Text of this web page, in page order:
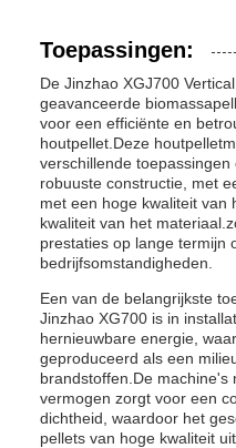
Toepassingen:
De Jinzhao XGJ700
geavanceerde
voor een efficiënte en
houtpellet.Deze
verschillende
robuuste constructie, met
met een hoge kwaliteit van
kwaliteit van het
prestaties op lange termijn
bedrijfsomstandigheden.
Een van de belangrijkste
Jinzhao XG700 is in
hernieuwbare energie,
geproduceerd als een
brandstoffen.De machine's
vermogen zorgt voor een
dichtheid, waardoor het
pellets van hoge kwaliteit